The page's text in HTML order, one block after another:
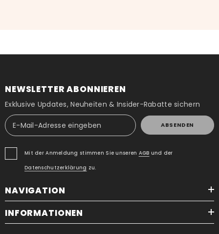
NEWSLETTER ABONNIEREN
Exklusive Updates, Neuheiten & Insider-Rabatte sichern
ABSENDEN
Mit der Anmeldung stimmen Sie unseren AGB und der
Datenschutzerklärung zu.
NAVIGATION
INFORMATIONEN